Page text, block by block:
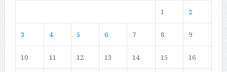
1 2
3 4 5 6 7 8 9
10 11 12 13 14 15 16